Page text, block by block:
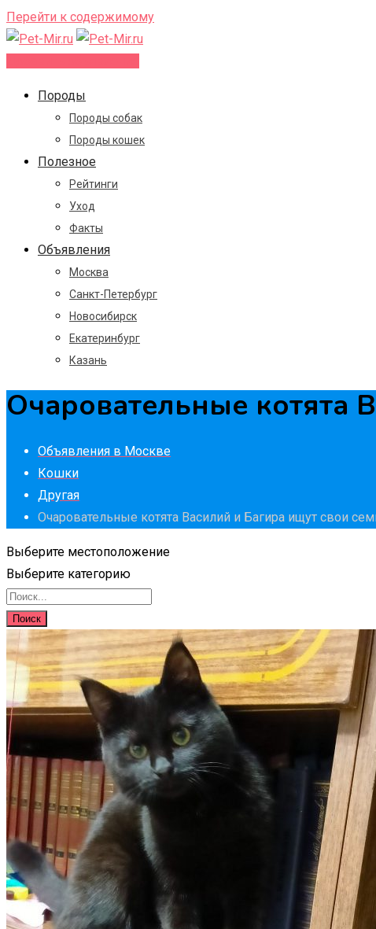
Перейти к содержимому
Породы
Породы собак
Породы кошек
Полезное
Рейтинги
Уход
Факты
Объявления
Москва
Санкт-Петербург
Новосибирск
Екатеринбург
Казань
Очаровательные котята
Объявления в Москве
Кошки
Другая
Очаровательные котята Василий и Багира ищут свои
Выберите местоположение
Выберите категорию
Поиск